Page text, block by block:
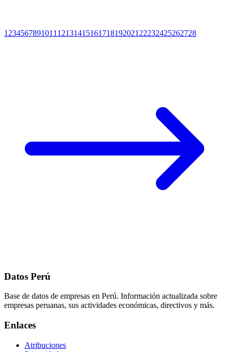
1 234567891011 12131415161718192021 22232425262728
Datos Perú
Base de datos de empresas en Perú. Información actualizada sobre
empresas peruanas, sus actividades económicas, directivos y más.
Enlaces
Atribuciones